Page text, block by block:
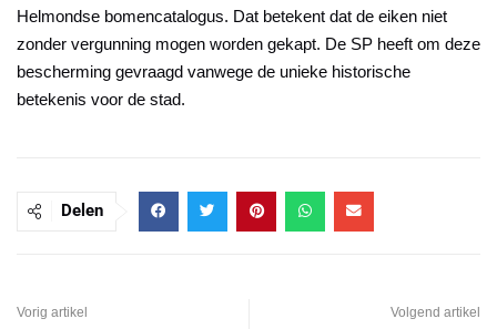
Helmondse bomencatalogus. Dat betekent dat de eiken niet
zonder vergunning mogen worden gekapt. De SP heeft om deze
bescherming gevraagd vanwege de unieke historische
betekenis voor de stad.
Delen
Vorig artikel Volgend artikel